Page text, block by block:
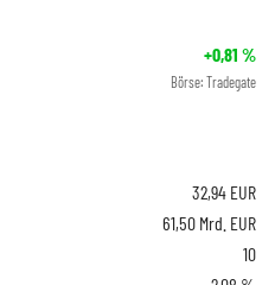
+0,81 %
Börse: Tradegate
32,94 EUR
61,50 Mrd. EUR
10